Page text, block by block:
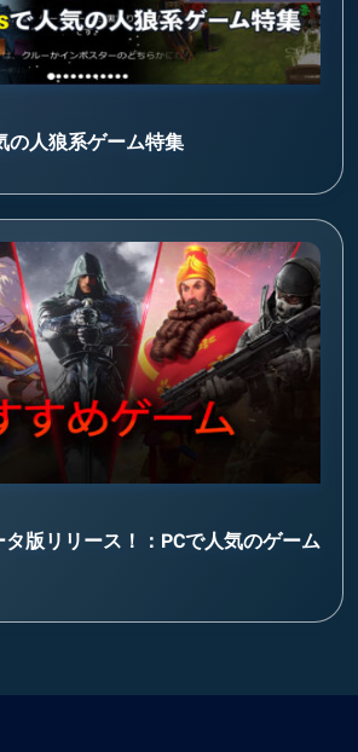
の人狼系ゲーム特集
版リリース！：PCで人気のゲーム